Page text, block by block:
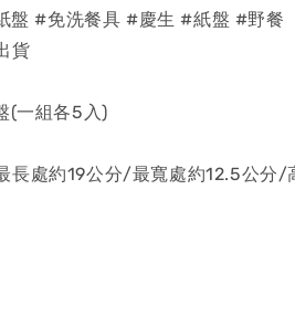
盤 #免洗餐具 #慶生 #紙盤 #野餐
貨
(一組各5入)
長處約19公分/最寬處約12.5公分/